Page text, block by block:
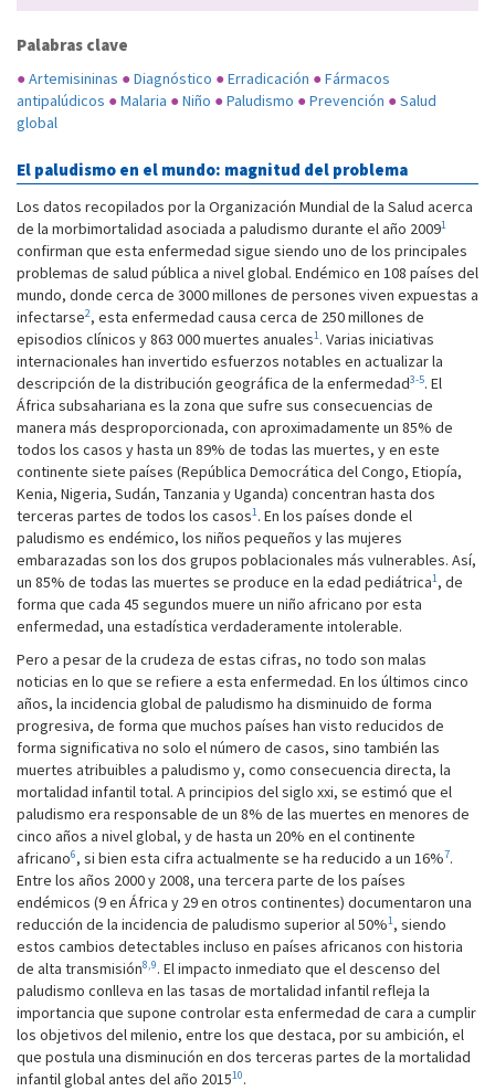
Palabras clave
●Artemisininas ●Diagnóstico ●Erradicación ●Fármacos
antipalúdicos ●Malaria ●Niño ●Paludismo ●Prevención ●Salud
global
El paludismo en el mundo: magnitud del problema
Los datos recopilados por la Organización Mundial de la Salud acerca
de la morbimortalidad asociada a paludismo durante el año 20091
confirman que esta enfermedad sigue siendo uno de los principales
problemas de salud pública a nivel global. Endémico en 108 países del
mundo, donde cerca de 3000 millones de persones viven expuestas a
infectarse2, esta enfermedad causa cerca de 250 millones de
episodios clínicos y 863 000 muertes anuales1. Varias iniciativas
internacionales han invertido esfuerzos notables en actualizar la
descripción de la distribución geográfica de la enfermedad3-5. El
África subsahariana es la zona que sufre sus consecuencias de
manera más desproporcionada, con aproximadamente un 85% de
todos los casos y hasta un 89% de todas las muertes, y en este
continente siete países (República Democrática del Congo, Etiopía,
Kenia, Nigeria, Sudán, Tanzania y Uganda) concentran hasta dos
terceras partes de todos los casos1. En los países donde el
paludismo es endémico, los niños pequeños y las mujeres
embarazadas son los dos grupos poblacionales más vulnerables. Así,
un 85% de todas las muertes se produce en la edad pediátrica1, de
forma que cada 45 segundos muere un niño africano por esta
enfermedad, una estadística verdaderamente intolerable.
Pero a pesar de la crudeza de estas cifras, no todo son malas
noticias en lo que se refiere a esta enfermedad. En los últimos cinco
años, la incidencia global de paludismo ha disminuido de forma
progresiva, de forma que muchos países han visto reducidos de
forma significativa no solo el número de casos, sino también las
muertes atribuibles a paludismo y, como consecuencia directa, la
mortalidad infantil total. A principios del siglo xxi, se estimó que el
paludismo era responsable de un 8% de las muertes en menores de
cinco años a nivel global, y de hasta un 20% en el continente
africano6, si bien esta cifra actualmente se ha reducido a un 16%7.
Entre los años 2000 y 2008, una tercera parte de los países
endémicos (9 en África y 29 en otros continentes) documentaron una
reducción de la incidencia de paludismo superior al 50%1, siendo
estos cambios detectables incluso en países africanos con historia
de alta transmisión8,9. El impacto inmediato que el descenso del
paludismo conlleva en las tasas de mortalidad infantil refleja la
importancia que supone controlar esta enfermedad de cara a cumplir
los objetivos del milenio, entre los que destaca, por su ambición, el
que postula una disminución en dos terceras partes de la mortalidad
infantil global antes del año 201510.